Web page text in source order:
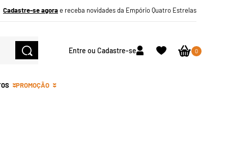
Cadastre-se agorae receba novidades da Empório Quatro Estrelas
Entre ou Cadastre-se 0
PROMOÇÃO